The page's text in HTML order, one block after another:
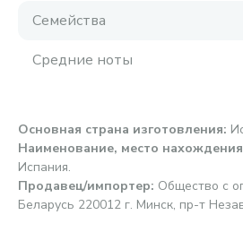
Семейства
Средние ноты
Основная страна изготовления:
Наименование, место
Испания.
Продавец/импортер: Общество с
Беларусь 220012 г. Минск, пр-т